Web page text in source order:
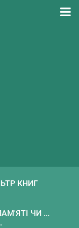
КНИГ
ЧИ ...